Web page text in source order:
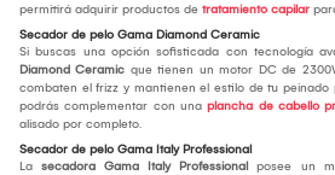
permitirá adquirir productos de tratamiento capilar
Secador de pelo Gama Diamond Ceramic
Si buscas una opción sofisticada con tecnología
Diamond Ceramic que tienen un motor DC de
combaten el frizz y mantienen el estilo de tu peinado
podrás complementar con una plancha de cabello
alisado por completo.
Secador de pelo Gama Italy Professional
La secadora Gama Italy Professional posee un